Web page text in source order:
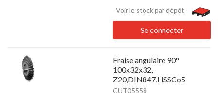
Voir le stock par dépôt
Se connecter
Fraise angulaire 90°
100x32x32,
Z20,DIN847,HSSCo5
CUT05558